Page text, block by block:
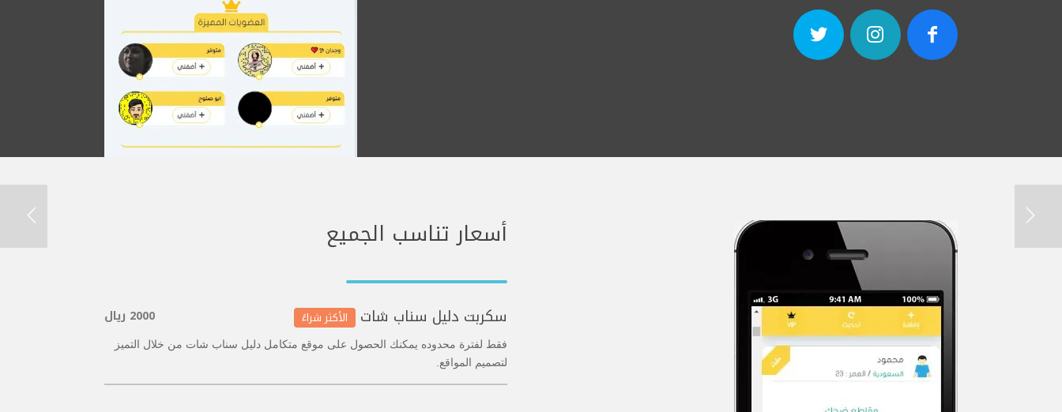
أسعار تناسب الجميع
سكربت دليل سناب شات الأكثر شراءً 2000 ريال
فقط لفترة محدوده يمكنك الحصول على موقع متكامل دليل سناب شات من خلال التميز
لتصميم المواقع.